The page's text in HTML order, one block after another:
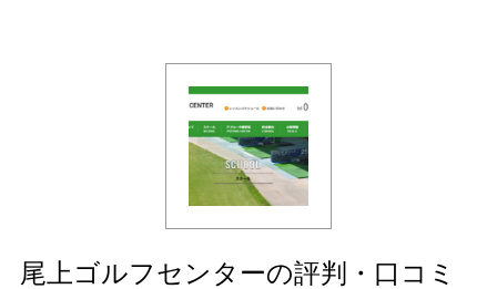
尾上ゴルフセンターの評判・口コミ